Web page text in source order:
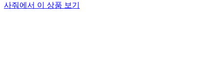
사줘에서 이 상품 보기